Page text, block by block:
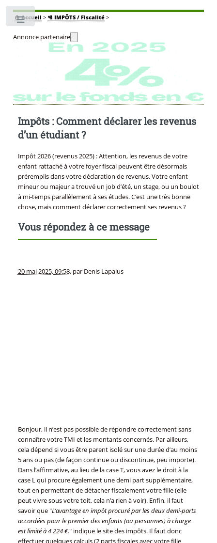
🏠Accueil > 🛂 IMPÔTS / Fiscalité>
Annonce partenaire
Impôts : Comment déclarer les revenus
d’un étudiant ?
Impôt 2026 (revenus 2025) : Attention, les revenus de votre
enfant rattaché à votre foyer fiscal peuvent être désormais
préremplis dans votre déclaration de revenus. Votre enfant
mineur ou majeur a trouvé un job d’été, un stage, ou un boulot
à mi-temps parallèlement à ses études. C’est une très bonne
chose, mais comment déclarer correctement ses revenus ?
Vous répondez à ce message
20 mai 2025, 09:58, par Denis Lapalus
Bonjour, il n’est pas possible de répondre correctement sans
connaître votre TMI et les montants concernés. Par ailleurs,
cela dépend si vous être parent isolé sur une durée d’au moins
5 ans ou pas (de façon continue ou discontinue, peu importe).
Dans l’affirmative, au lieu de la case T, vous avez le droit à la
case L qui procure également une demi part supplémentaire,
tout en permettant de détacher fiscalement votre fille (elle
peut vivre sous votre toit, cela n’a rien à voir). Enfin, il faut
savoir que "L’avantage en impôt procuré par les deux demi-parts
accordées pour le premier des enfants (ou personnes) à charge
est limité à 4 224 €." indique le site des impôts. Il faut donc
effectuer quelques calculs (2 parts fiscales avec votre fille
Toggle